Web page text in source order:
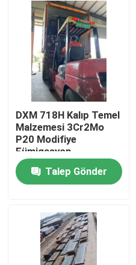
Ana sayfa
VİDEOLAR
DXM 718H Kalıp Temel
Malzemesi 3Cr2Mo
P20 Modifiye
Fümigasyon
İçermeyen Ahşap
KutularTalep Gönder